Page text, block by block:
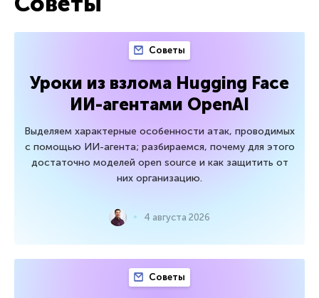
Советы
Уроки из взлома Hugging Face
ИИ-агентами OpenAI
Выделяем характерные особенности атак, проводимых
с помощью ИИ-агента; разбираемся, почему для этого
достаточно моделей open source и как защитить от
них организацию.
4 августа 2026
Советы